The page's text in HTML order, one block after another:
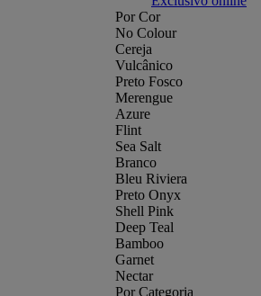
Por Cor
No Colour
Cereja
Vulcânico
Preto Fosco
Merengue
Azure
Flint
Sea Salt
Branco
Bleu Riviera
Preto Onyx
Shell Pink
Deep Teal
Bamboo
Garnet
Nectar
Por Categoria